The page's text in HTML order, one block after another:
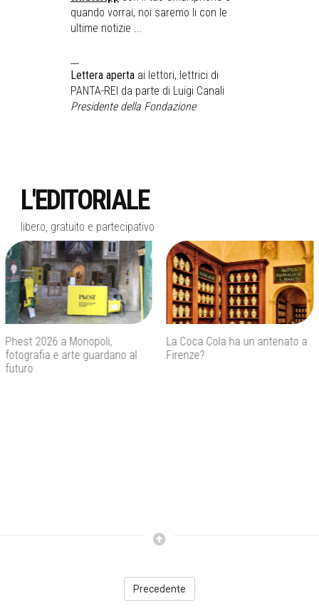
quando vorrai, noi saremo li con le
ultime notizie ...
Lettera aperta ai lettori, lettrici di
PANTA-REI da parte di Luigi Canali
Presidente della Fondazione
L'EDITORIALE
libero, gratuito e partecipativo
La Coca Cola ha un antenato a
Firenze?
Agenti IA e sicurezza, quando
l’autonomia diventa un rischio
Precedente